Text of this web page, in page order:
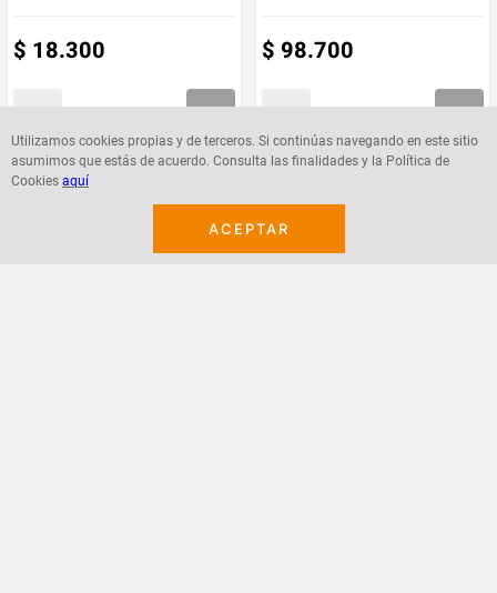
Utilizamos cookies propias y de terceros. Si continúas navegando en este sitio
asumimos que estás de acuerdo. Consulta las finalidades y la Política de
Cookies aquí
ACEPTAR
$ 18.300 $ 98.700